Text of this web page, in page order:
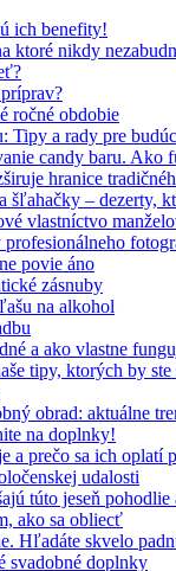
ich benefity!
ktoré nikdy
ročné obdobie
Tipy a rady pre
candy baru. Ako
hranice
– dezerty,
vlastníctvo
povie áno
zásnuby
na alkohol
a ako vlastne
tipy, ktorých by
obrad: aktuálne
na doplnky!
a prečo sa ich oplatí
udalosti
túto jeseň
ako sa obliecť
Hľadáte skvelo
svadobné doplnky